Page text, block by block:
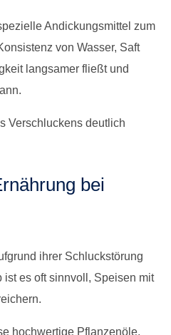
Andickungsmittel zum
von Wasser, Saft
langsamer fließt und
Verschluckens deutlich
bei
ihrer Schluckstörung
es oft sinnvoll, Speisen mit
hochwertige Pflanzenöle,